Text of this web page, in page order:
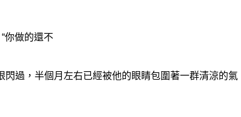
你做的還不
過，半個月左右已經被他的眼睛包圍著一群清涼的氣